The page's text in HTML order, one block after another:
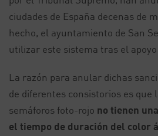
ciudades de España decenas de
hecho, el ayuntamiento de San
utilizar este sistema tras el apoyo
La razón para anular dichas
de diferentes consistorios es que
semáforos foto-rojo no tienen
el tiempo de duración del color